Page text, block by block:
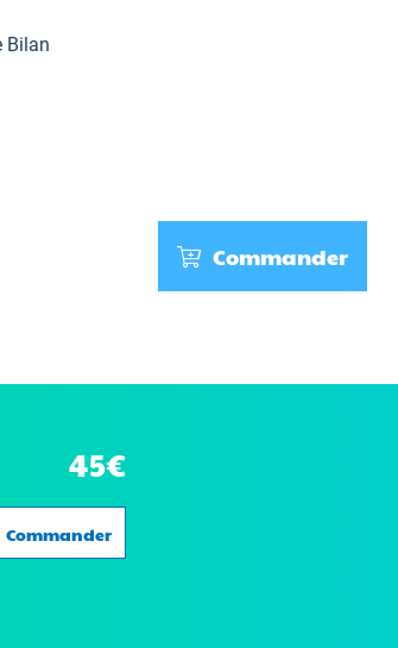
Bilan
Commander
45€
Commander